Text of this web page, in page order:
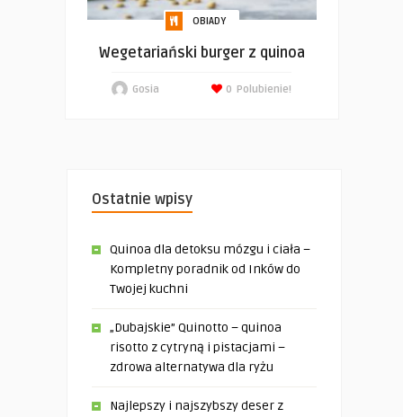
OBIADY
Wegetariański burger z quinoa
Gosia Polubienie!
0
Ostatnie wpisy
Quinoa dla detoksu mózgu i ciała –
Kompletny poradnik od Inków do
Twojej kuchni
„Dubajskie” Quinotto – quinoa
risotto z cytryną i pistacjami –
zdrowa alternatywa dla ryżu
Najlepszy i najszybszy deser z